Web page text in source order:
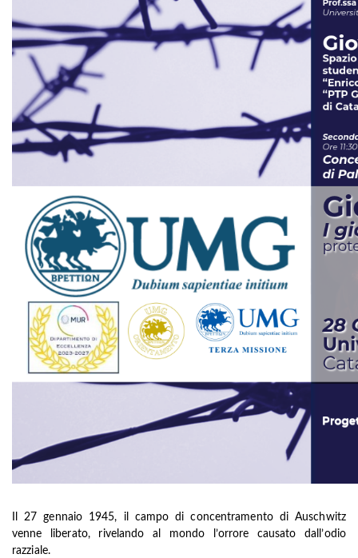
Il 27 gennaio 1945, il campo di concentramento di Auschwitz
venne liberato, rivelando al mondo l’orrore causato dall’odio
razziale.